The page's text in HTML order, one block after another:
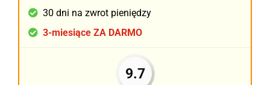
30 dni na zwrot pieniędzy
3-miesiące ZA DARMO
9.7